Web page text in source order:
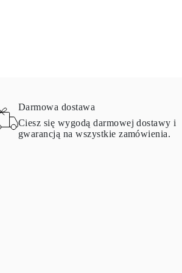
Darmowa dostawa
Ciesz się wygodą darmowej dostawy i
gwarancją na wszystkie zamówienia.